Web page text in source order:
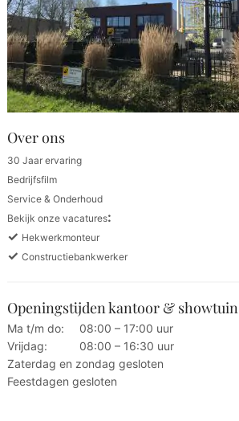
Over ons
30 Jaar ervaring
Bedrijfsfilm
Service & Onderhoud
Bekijk onze vacatures:
✓ Hekwerkmonteur
✓ Constructiebankwerker
Openingstijden kantoor & showtuin
Ma t/m do:
08:00 – 17:00 uur
Vrijdag:
08:00 – 16:30 uur
Zaterdag en zondag gesloten
Feestdagen gesloten